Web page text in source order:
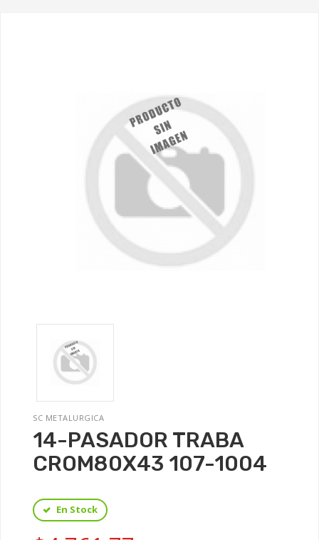
SC METALURGICA
14-PASADOR TRABA
CROM80X43 107-1004
En Stock